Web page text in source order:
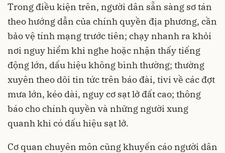
Trong điều kiện trên, người dân sẵn sàng sơ tán
theo hướng dẫn của chính quyền địa phương, cần
bảo vệ tính mạng trước tiên; chạy nhanh ra khỏi
nơi nguy hiểm khi nghe hoặc nhận thấy tiếng
động lớn, dấu hiệu không bình thường; thường
xuyên theo dõi tin tức trên báo đài, tivi về các đợt
mưa lớn, kéo dài, nguy cơ sạt lở đất cao; thông
báo cho chính quyền và những người xung
quanh khi có dấu hiệu sạt lở.
Cơ quan chuyên môn cũng khuyến cáo người dân